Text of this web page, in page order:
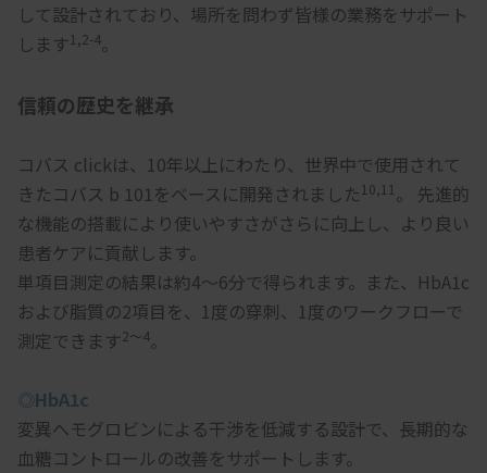
して設計されており、場所を問わず皆様の業務をサポート
します1,2-4。
信頼の歴史を継承
コバス clickは、10年以上にわたり、世界中で使用されて
きたコバス b 101をベースに開発されました10,11。 先進的
な機能の搭載により使いやすさがさらに向上し、より良い
患者ケアに貢献します。
単項目測定の結果は約4～6分で得られます。また、HbA1c
および脂質の2項目を、1度の穿刺、1度のワークフローで
測定できます2～4。
◎HbA1c
変異へモグロビンによる干渉を低減する設計で、長期的な
血糖コントロールの改善をサポートします。